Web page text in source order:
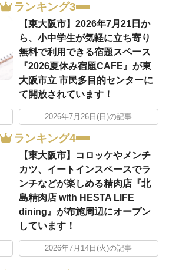
ランキング3
【東大阪市】2026年7月21日か
ら、小中学生が気軽に立ち寄り
無料で利用できる宿題スペース
『2026夏休み宿題CAFE』が東
大阪市立 市民多目的センターに
て開放されています！
2026年7月26日(日)の記事
ランキング4
【東大阪市】コロッケやメンチ
カツ、イートインスペースでラ
ンチなどが楽しめる精肉店『北
島精肉店 with HESTA LIFE
dining』が布施周辺にオープン
しています！
2026年7月14日(火)の記事